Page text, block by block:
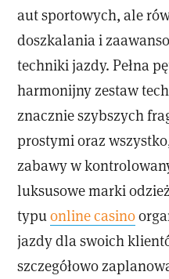
aut sportowych, ale
doszkalania i
techniki jazdy. Pełna
harmonijny zestaw
znacznie szybszych
prostymi oraz
zabawy w
luksusowe marki
typuonline casino
jazdy dla swoich
szczegółowo